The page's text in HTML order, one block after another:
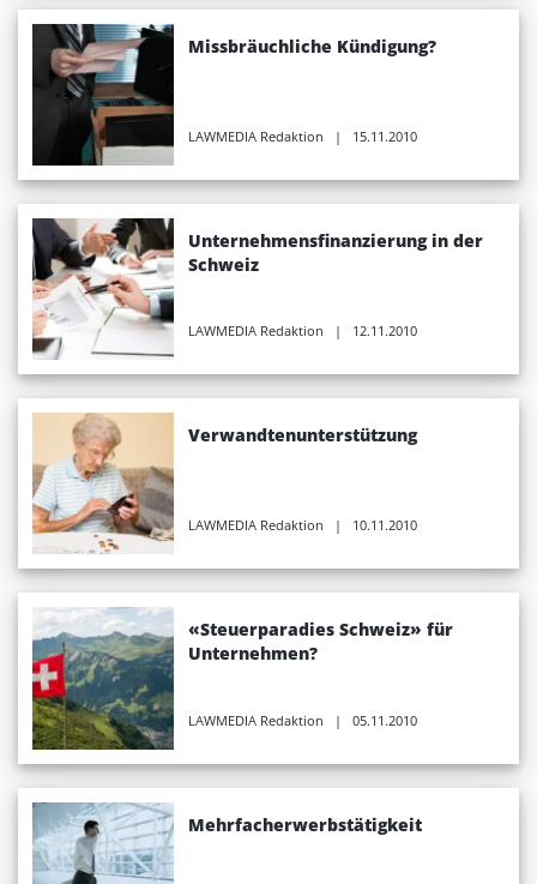
Missbräuchliche Kündigung?
LAWMEDIA Redaktion | 15.11.2010
Unternehmensfinanzierung in der
Schweiz
LAWMEDIA Redaktion | 12.11.2010
Verwandtenunterstützung
LAWMEDIA Redaktion | 10.11.2010
«Steuerparadies Schweiz» für
Unternehmen?
LAWMEDIA Redaktion | 05.11.2010
Mehrfacherwerbstätigkeit